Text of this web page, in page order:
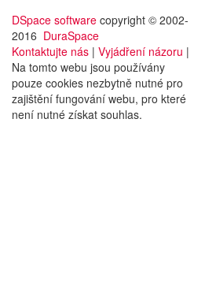
DSpace software copyright © 2002-
2016 DuraSpace
Kontaktujte nás | Vyjádření názoru |
Na tomto webu jsou používány
pouze cookies nezbytně nutné pro
zajištění fungování webu, pro které
není nutné získat souhlas.